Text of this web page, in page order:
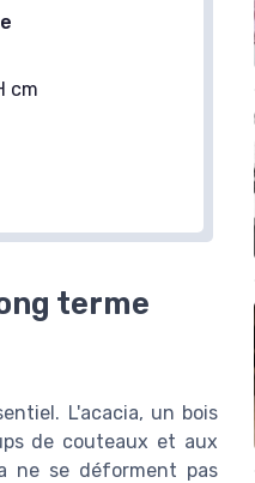
cm
terme
L'acacia, un bois
de couteaux et aux
ne se déforment pas